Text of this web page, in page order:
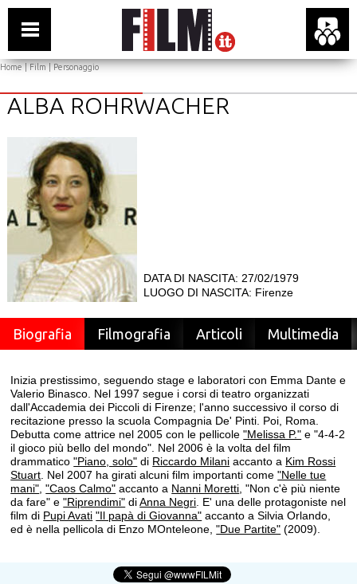
Home|Film| Personaggio
ALBA ROHRWACHER
DATA DI NASCITA: 27/02/1979
LUOGO DI NASCITA: Firenze
Biografia Filmografia Articoli Multimedia
Inizia prestissimo, seguendo stage e laboratori con Emma Dante e
Valerio Binasco. Nel 1997 segue i corsi di teatro organizzati
dall'Accademia dei Piccoli di Firenze; l'anno successivo il corso di
recitazione presso la scuola Compagnia De' Pinti. Poi, Roma.
Debutta come attrice nel 2005 con le pellicole"Melissa P." e "4-4-2
il gioco più bello del mondo". Nel 2006 è la volta del film
drammatico"Piano, solo" di Riccardo Milani accanto a Kim Rossi
Stuart . Nel 2007 ha girati alcuni film importanti come"Nelle tue
mani" ,"Caos Calmo" accanto a Nanni Moretti , "Non c'è più niente
da fare" e"Riprendimi" diAnna Negri . E' una delle protagoniste nel
film di Pupi Avati "Il papà di Giovanna" accanto a Silvia Orlando,
ed è nella pellicola di Enzo MOnteleone,"Due Partite" (2009).